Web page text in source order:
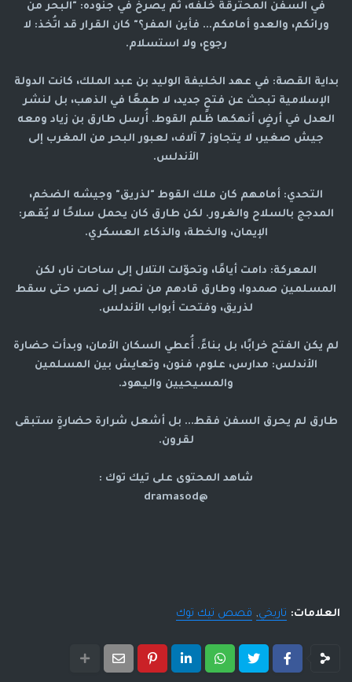
في السفن المحترقة خلفه، ثم يصرخ في جنوده: "البحر من
ورائكم، والعدو أمامكم... فأين المفر؟" كان القرار قد اتُخذ: لا
رجوع، ولا استسلام.
بداية القصة: في عهد الخليفة الوليد بن عبد الملك، كانت الدولة
الإسلامية تبحث عن فتحٍ جديد، لا طمعًا في الذهب، بل لنشر
العدل في أرضٍ أنهكها ظلم القوط. أُرسل طارق بن زياد ومعه
جيش صغير، لا يتجاوز 7 آلاف، لعبور البحر من المغرب إلى
الأندلس.
التحدي: أمامهم كان ملك القوط "لذريق" وجيشه الضخم،
المدجج بالسلاح والغرور. لكن طارق كان يحمل سلاحًا لا يُقهر:
الإيمان، والخطة، والذكاء العسكري.
المعركة: دامت أيامًا، وتحوّلت التلال إلى ساحات نار، لكن
المسلمين صمدوا، وطارق قادهم من نصر إلى نصر، حتى سقط
لذريق، وفتحت أبواب الأندلس.
لم يكن الفتح خرابًا، بل بناءً. أُعطي السكان الأمان، وبدأت حضارة
الأندلس: مدارس، علوم، فنون، وتعايش بين المسلمين
والمسيحيين واليهود.
طارق لم يحرق السفن فقط... بل أشعل شرارة حضارةٍ ستبقى
لقرون.
شاهد المحتوى على تيك توك :
@dramasod
العلامات: تاريخي قصص تيك توك